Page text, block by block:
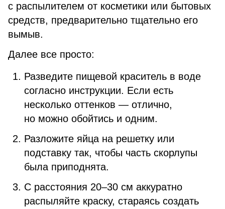
с распылителем от косметики или бытовых
средств, предварительно тщательно его
вымыв.
Далее все просто:
Разведите пищевой краситель в воде
согласно инструкции. Если есть
несколько оттенков — отлично,
но можно обойтись и одним.
Разложите яйца на решетку или
подставку так, чтобы часть скорлупы
была приподнята.
С расстояния 20–30 см аккуратно
распыляйте краску, стараясь создать